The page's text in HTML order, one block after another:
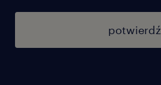
potwierdź